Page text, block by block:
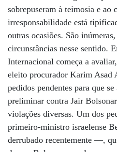
sobrepuseram à teimosia e
irresponsabilidade está
outras ocasiões. São
circunstâncias nesse sentido.
Internacional começa a
eleito procurador Karim Asad
pedidos pendentes para que
preliminar contra Jair
violações diversas. Um dos
primeiro-ministro israelense
derrubado recentemente —,